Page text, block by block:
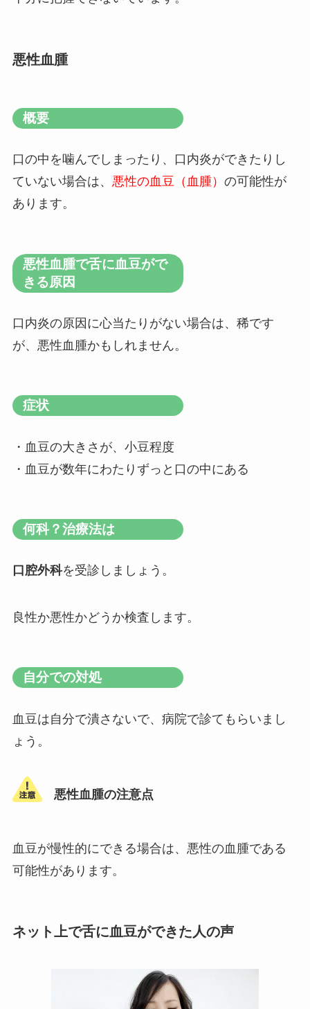
悪性血腫
概要
口の中を噛んでしまったり、口内炎ができたりし
ていない場合は、 悪性の血豆（血腫） の可能性が
あります。
悪性血腫で舌に血豆がで
きる原因
口内炎の原因に心当たりがない場合は、稀です
が、悪性血腫かもしれません。
症状
・血豆の大きさが、小豆程度
・血豆が数年にわたりずっと口の中にある
何科？治療法は
口腔外科を受診しましょう。
良性か悪性かどうか検査します。
自分での対処
血豆は自分で潰さないで、病院で診てもらいまし
ょう。
悪性血腫の注意点
血豆が慢性的にできる場合は、悪性の血腫である
可能性があります。
ネット上で舌に血豆ができた人の声